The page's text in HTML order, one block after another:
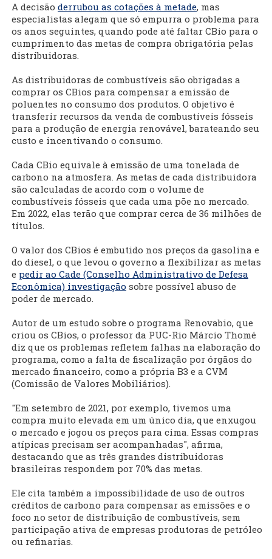
A decisão derrubou as cotações à metade, mas
especialistas alegam que só empurra o problema para
os anos seguintes, quando pode até faltar CBio para o
cumprimento das metas de compra obrigatória pelas
distribuidoras.
As distribuidoras de combustíveis são obrigadas a
comprar os CBios para compensar a emissão de
poluentes no consumo dos produtos. O objetivo é
transferir recursos da venda de combustíveis fósseis
para a produção de energia renovável, barateando seu
custo e incentivando o consumo.
Cada CBio equivale à emissão de uma tonelada de
carbono na atmosfera. As metas de cada distribuidora
são calculadas de acordo com o volume de
combustíveis fósseis que cada uma põe no mercado.
Em 2022, elas terão que comprar cerca de 36 milhões de
títulos.
O valor dos CBios é embutido nos preços da gasolina e
do diesel, o que levou o governo a flexibilizar as metas
e pedir ao Cade (Conselho Administrativo de Defesa
Econômica) investigação sobre possível abuso de
poder de mercado.
Autor de um estudo sobre o programa Renovabio, que
criou os CBios, o professor da PUC-Rio Márcio Thomé
diz que os problemas refletem falhas na elaboração do
programa, como a falta de fiscalização por órgãos do
mercado financeiro, como a própria B3 e a CVM
(Comissão de Valores Mobiliários).
"Em setembro de 2021, por exemplo, tivemos uma
compra muito elevada em um único dia, que enxugou
o mercado e jogou os preços para cima. Essas compras
atípicas precisam ser acompanhadas", afirma,
destacando que as três grandes distribuidoras
brasileiras respondem por 70% das metas.
Ele cita também a impossibilidade de uso de outros
créditos de carbono para compensar as emissões e o
foco no setor de distribuição de combustíveis, sem
participação ativa de empresas produtoras de petróleo
ou refinarias.